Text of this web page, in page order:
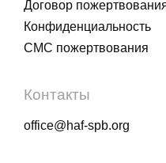
Договор
Конфиденциальность
СМС пожертвования
Контакты
office@haf-spb.org